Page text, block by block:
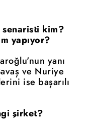
kim?
yapıyor?
yanı
ve Nuriye
ise başarılı
şirket?